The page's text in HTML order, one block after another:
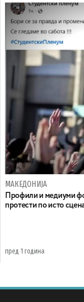
МАКЕДОНИЈА
Профили и медиуми
протести по исто
пред 1 година